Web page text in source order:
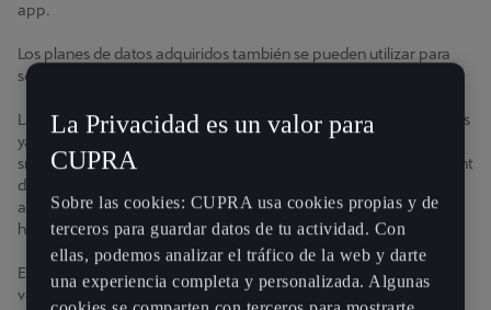
app.
Los planes de datos adquiridos también se pueden utilizar para
servicios APN2, como medios online y radio por Internet.
La función de plan de datos es sumamente útil, ya que los clientes
ya no tienen que utilizar un punto de acceso Wifi desde su
smartphone para compartir datos con el sistema de Infotainment
del vehículo. Cuando se adquiere un plan de datos, el vehículo va
a tener su propia red, y toda la gestión del usuario conectado la
hará el sistema de Infotainment con el uso de un código QR.
Esto tendrá muchas ventajas. Al no necesitar otra tarjeta SIM (el
vehículo ya tiene una tarjeta SIM integrada), el acceso a la red
La Privacidad es un valor para
CUPRA
Sobre las cookies: CUPRA usa cookies propias y de
terceros para guardar datos de tu actividad. Con
ellas, podemos analizar el tráfico de la web y darte
una experiencia completa y personalizada. Algunas